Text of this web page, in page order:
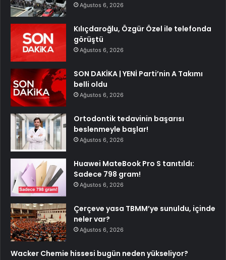
Ağustos 6, 2026
Kılıçdaroğlu, Özgür Özel ile telefonda
görüştü
Ağustos 6, 2026
SON DAKİKA | YENİ Parti’nin A Takımı
belli oldu
Ağustos 6, 2026
Ortodontik tedavinin başarısı
beslenmeyle başlar!
Ağustos 6, 2026
Huawei MateBook Pro S tanıtıldı:
Sadece 798 gram!
Ağustos 6, 2026
Çerçeve yasa TBMM’ye sunuldu, içinde
neler var?
Ağustos 6, 2026
Wacker Chemie hissesi bugün neden yükseliyor?